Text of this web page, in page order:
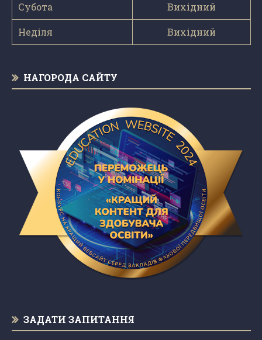
Субота Вихідний
Неділя Вихідний
НАГОРОДА САЙТУ
ЗАДАТИ ЗАПИТАННЯ